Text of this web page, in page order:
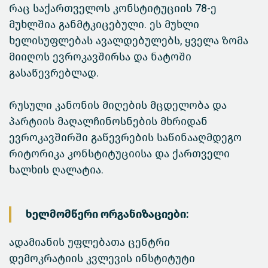
რაც საქართველოს კონსტიტუციის 78-ე
მუხლშია განმტკიცებული. ეს მუხლი
ხელისუფლებას ავალდებულებს, ყველა ზომა
მიიღოს ევროკავშირსა და ნატოში
გასაწევრებლად.
რუსული კანონის მიღების მცდელობა და
პარტიის მაღალჩინოსნების მხრიდან
ევროკავშირში გაწევრების საწინააღმდეგო
რიტორიკა კონსტიტუციისა და ქართველი
ხალხის ღალატია.
ხელმომწერი ორგანიზაციები:
ადამიანის უფლებათა ცენტრი
დემოკრატიის კვლევის ინსტიტუტი